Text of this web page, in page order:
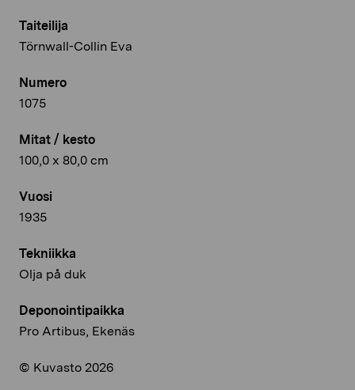
Taiteilija
Törnwall-Collin Eva
Numero
1075
Mitat / kesto
100,0 x 80,0 cm
Vuosi
1935
Tekniikka
Olja på duk
Deponointipaikka
Pro Artibus, Ekenäs
© Kuvasto 2026